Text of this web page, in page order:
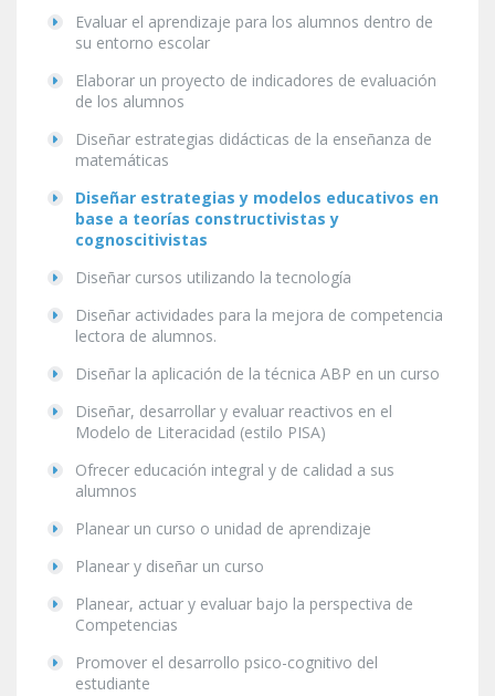
Evaluar el aprendizaje para los alumnos dentro de
su entorno escolar
Elaborar un proyecto de indicadores de evaluación
de los alumnos
Diseñar estrategias didácticas de la enseñanza de
matemáticas
Diseñar estrategias y modelos educativos en
base a teorías constructivistas y
cognoscitivistas
Diseñar cursos utilizando la tecnología
Diseñar actividades para la mejora de competencia
lectora de alumnos.
Diseñar la aplicación de la técnica ABP en un curso
Diseñar, desarrollar y evaluar reactivos en el
Modelo de Literacidad (estilo PISA)
Ofrecer educación integral y de calidad a sus
alumnos
Planear un curso o unidad de aprendizaje
Planear y diseñar un curso
Planear, actuar y evaluar bajo la perspectiva de
Competencias
Promover el desarrollo psico-cognitivo del
estudiante